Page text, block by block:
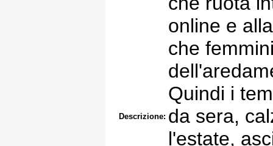
Descrizione:
online e
che
Quindi i
da sera,
l'estate,